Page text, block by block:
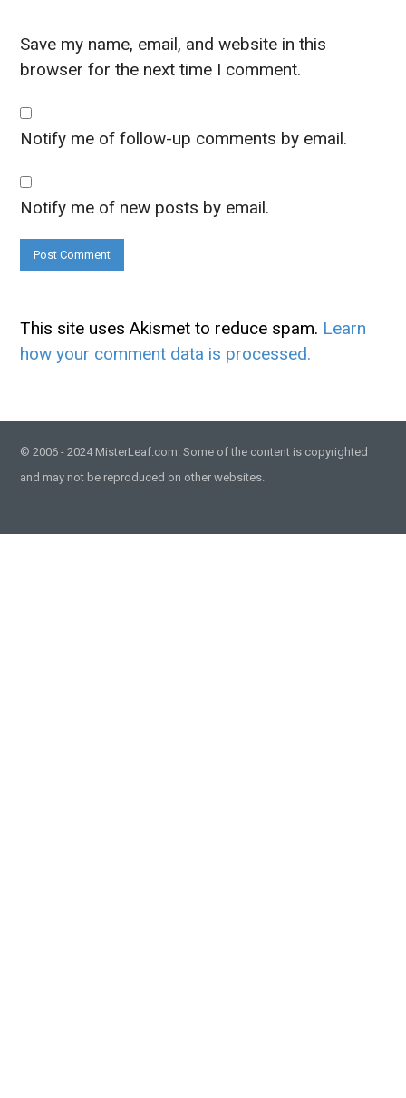
Save my name, email, and website in this
browser for the next time I comment.
Notify me of follow-up comments by email.
Notify me of new posts by email.
This site uses Akismet to reduce spam. Learn
how your comment data is processed.
© 2006 - 2024 MisterLeaf.com. Some of the content is copyrighted
and may not be reproduced on other websites.